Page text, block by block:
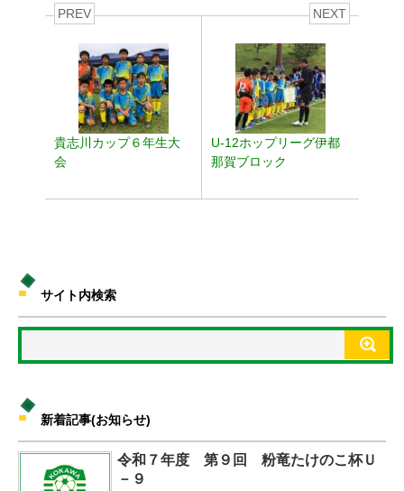
PREV
貴志川カップ６年生大
会
NEXT
U-12ホップリーグ伊都
那賀ブロック
サイト内検索
新着記事(お知らせ)
令和７年度 第９回 粉竜たけのこ杯Ｕ
－９